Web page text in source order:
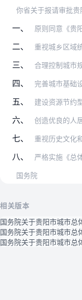
一、
原则同意《贵阳市城市总
二、 重视城乡区域统筹发展。在《总体规划》确定
三、 合理控制城市规模。到2020年，中心城区常
四、 完善城市基础设施体系。要按照绿色循环低碳的
五、 建设资源节约型和环境友好型城市。要增强绿水
六、 创造优良的人居环境。要坚持以人民为中心，统
七、 重视历史文化和风貌特色保护。要统筹协调发展
八、
严格实施《总体规划》。城市建设要实现经济社
国务院
相关版本
国务院关于贵阳市城市总
国务院关于贵阳市城市总
国务院关于贵阳市城市总